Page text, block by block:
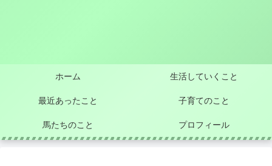
ホーム 生活していくこと
最近あったこと 子育てのこと
馬たちのこと プロフィール